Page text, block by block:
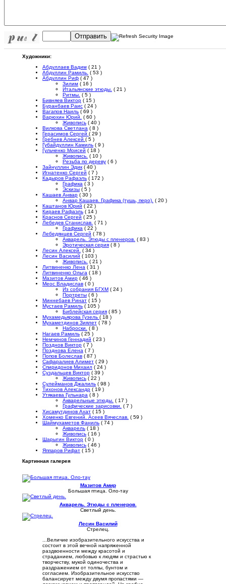
Отправить
Художники:
Абдуллаев Вадим ( 21 )
Абдуллин Рамиль. ( 53 )
Абдуллин Риф ( 47 )
Зилим ( 16 )
Итальянские этюды. ( 21 )
Ритмы. ( 5 )
Бивняев Виктор ( 15 )
Буранбаев Раис ( 24 )
Вагапов Наиль ( 69 )
Варюхин Юрий. ( 60 )
Живопись ( 40 )
Вилкова Светлана ( 8 )
Герасимов Сергей ( 29 )
Гребнев Алексей ( 5 )
Губайдуллин Камиль ( 9 )
Гульченко Моисей ( 18 )
Живопись. ( 10 )
Резьба по дереву ( 6 )
Зайнуллин Эдик ( 40 )
Игнатенко Сергей ( 7 )
Кадыров Рафаэль ( 172 )
Графика ( 3 )
Эскизы ( 5 )
Кашаев Анвар ( 30 )
Анвар Кашаев. Графика (тушь, перо). ( 20 )
Каштанов Юрий ( 22 )
Кираев Рафаэль ( 14 )
Краснов Сергей ( 25 )
Лебедев Станислав. ( 71 )
Графика ( 22 )
Лебедянцев Сергей ( 78 )
Акварель. Этюды с пленеров. ( 83 )
Эротическая серия ( 8 )
Лесин Алексей. ( 34 )
Лесин Василий ( 103 )
Живопись. ( 21 )
Литвиненко Лена ( 31 )
Литвиненко Ольга ( 18 )
Мазитов Амир ( 46 )
Меос Владислав ( 0 )
Из собрания БГХМ ( 24 )
Портреты ( 6 )
Миннебаев Ринат ( 15 )
Мустаев Рамиль ( 105 )
Библейская серия ( 85 )
Мухамедьярова Гузель ( 18 )
Мухаметдинов Зиялет ( 78 )
Наброски. ( 8 )
Нагаев Рамиль ( 25 )
Немчинов Геннадий ( 23 )
Позднов Виктор ( 7 )
Позднова Елена ( 7 )
Попов Болеслав ( 87 )
Сафаралиев Алимет ( 29 )
Спиридонов Михаил ( 24 )
Суздальцев Виктор ( 39 )
Живопись ( 22 )
Сулейманов Джалиль ( 98 )
Тихонов Александр ( 19 )
Утякаева Гульнара ( 8 )
Акварельные этюды. ( 17 )
Графические зарисовки. ( 7 )
Хисамутдинов Ахат ( 15 )
Хоменко Евгений. Асеев Вячеслав. ( 59 )
Шаймухаметов Фаниль ( 74 )
Акварель ( 18 )
Живопись ( 16 )
Шарыгин Виктор ( 0 )
Живопись ( 46 )
Яппаров Рифат ( 15 )
Картинная галерея
Мазитов Амир
Большая птица. Оло-тау
Акварель. Этюды с пленеров.
Светлый день.
Лесин Василий
Стрелец.
...Величие изобразительного искусства и
состоит в этой вечной напряженной
раздвоенности между красотой и
страданием, любовью к людям и страстью к
творчеству, мукой одиночества и
раздражением от толпы, бунтом и
согласием. Изобразительное искусство
балансирует между двумя пропастями —